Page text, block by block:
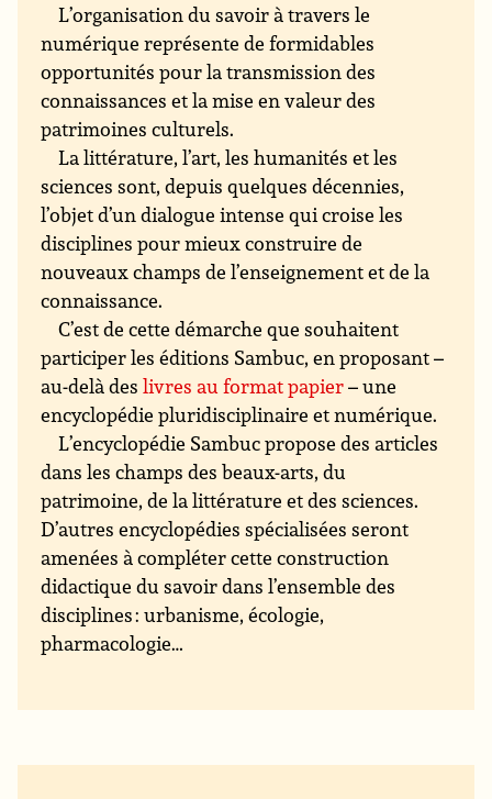
L’organisation du savoir à travers le
numérique représente de formidables
opportunités pour la transmission des
connaissances et la mise en valeur des
patrimoines culturels.
La littérature, l’art, les humanités et les
sciences sont, depuis quelques décennies,
l’objet d’un dialogue intense qui croise les
disciplines pour mieux construire de
nouveaux champs de l’enseignement et de la
connaissance.
C’est de cette démarche que souhaitent
participer les éditions Sambuc, en proposant –
au-delà deslivres au format papier– une
encyclopédie pluridisciplinaire et numérique.
L’encyclopédie Sambuc propose des articles
dans les champs des beaux-arts, du
patrimoine, de la littérature et des sciences.
D’autres encyclopédies spécialisées seront
amenées à compléter cette construction
didactique du savoir dans l’ensemble des
disciplines : urbanisme, écologie,
pharmacologie…